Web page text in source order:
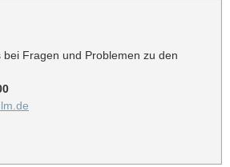
bei Fragen und Problemen zu den